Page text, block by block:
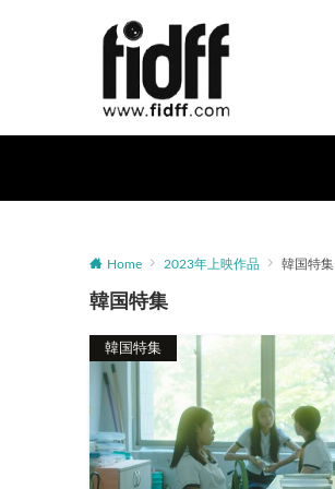
Home 2023年上映作品 韓国特集
韓国特集
韓国特集